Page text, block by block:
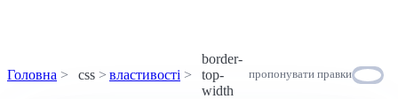
Головна css властивості
border-
top-
width
пропонувати правки